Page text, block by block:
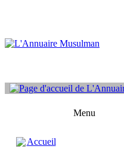
Menu
Accueil